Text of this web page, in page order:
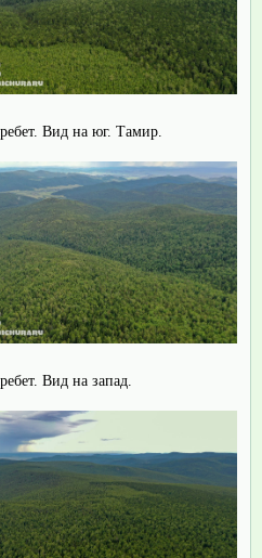
Вид на юг. Тамир.
Вид на запад.